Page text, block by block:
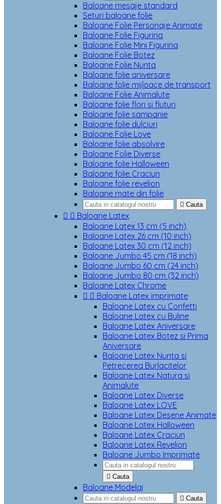
Baloane mesaje standard
Seturi baloane folie
Baloane Folie Personaje Animate
Baloane Folie Figurina
Baloane Folie Mini Figurina
Baloane Folie Botez
Baloane Folie Nunta
Baloane folie aniversare
Baloane folie mijloace de transport
Baloane Folie Animalute
Baloane folie flori si fluturi
Baloane folie sampanie
Baloane folie dulciuri
Baloane Folie Love
Baloane folie absolvire
Baloane Folie Diverse
Baloane folie Halloween
Baloane folie Craciun
Baloane folie revelion
Baloane mate din folie
 Cauta
  Baloane Latex
Baloane Latex 13 cm (5 inch)
Baloane Latex 26 cm (10 inch)
Baloane Latex 30 cm (12 inch)
Baloane Jumbo 45 cm (18 inch)
Baloane Jumbo 60 cm (24 inch)
Baloane Jumbo 80 cm (32 inch)
Baloane Latex Chrome
  Baloane Latex imprimate
Baloane Latex cu Confetti
Baloane Latex cu Buline
Baloane Latex Aniversare
Baloane Latex Botez si Prima
Aniversare
Baloane Latex Nunta si
Petrecerea Burlacitelor
Baloane Latex Natura si
Animalute
Baloane Latex Diverse
Baloane Latex LOVE
Baloane Latex Desene Animate
Baloane Latex Halloween
Baloane Latex Craciun
Baloane Latex Revelion
Baloane Jumbo Imprimate
 Cauta
Baloane Modelaj
 Cauta